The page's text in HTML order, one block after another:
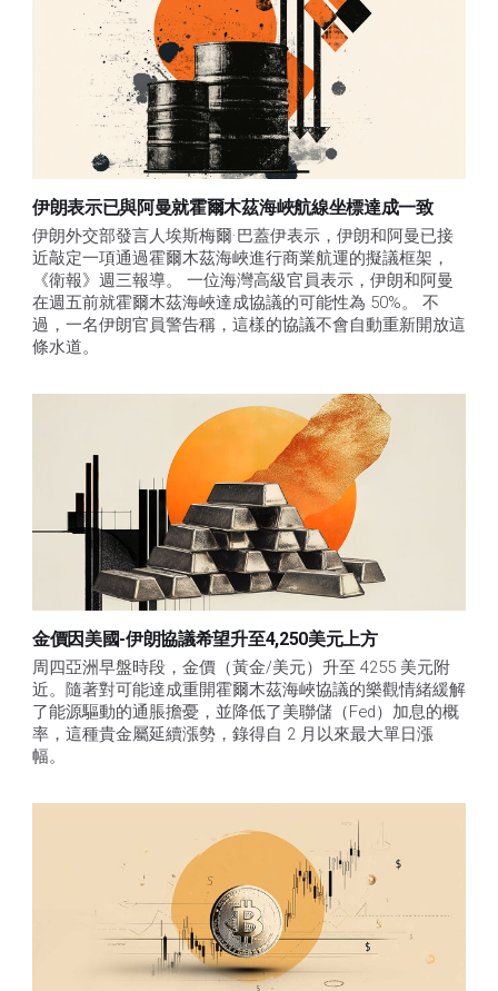
伊朗表示已與阿曼就霍爾木茲海峽航線坐標達成一致
伊朗外交部發言人埃斯梅爾·巴蓋伊表示，伊朗和阿曼已接
近敲定一項通過霍爾木茲海峽進行商業航運的擬議框架，
《衛報》週三報導。 一位海灣高級官員表示，伊朗和阿曼
在週五前就霍爾木茲海峽達成協議的可能性為 50%。 不
過，一名伊朗官員警告稱，這樣的協議不會自動重新開放這
條水道。
金價因美國-伊朗協議希望升至4,250美元上方
周四亞洲早盤時段，金價（黃金/美元）升至 4255 美元附
近。隨著對可能達成重開霍爾木茲海峽協議的樂觀情緒緩解
了能源驅動的通脹擔憂，並降低了美聯儲（Fed）加息的概
率，這種貴金屬延續漲勢，錄得自 2 月以來最大單日漲
幅。